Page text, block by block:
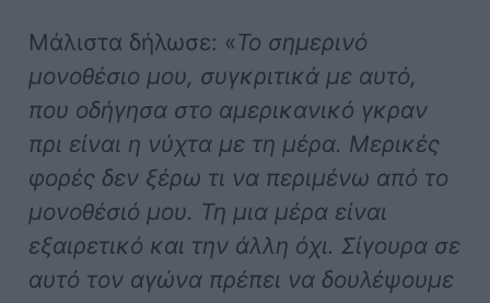
Μάλιστα δήλωσε: «Το σημερινό
μονοθέσιο μου, συγκριτικά με αυτό,
που οδήγησα στο αμερικανικό γκραν
πρι είναι η νύχτα με τη μέρα. Μερικές
φορές δεν ξέρω τι να περιμένω από το
μονοθέσιό μου. Τη μια μέρα είναι
εξαιρετικό και την άλλη όχι. Σίγουρα σε
αυτό τον αγώνα πρέπει να δουλέψουμε